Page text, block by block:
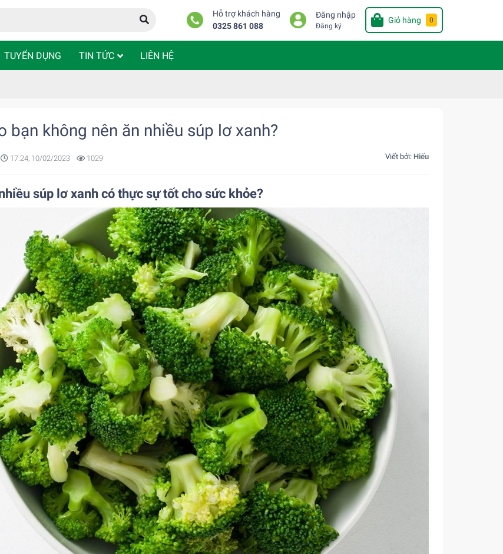
Hỗ trợ khách hàng
0325 861 088
Đăng nhập
Đăng ký
Giỏ hàng 0
TUYỂN DỤNG TIN TỨC LIÊN HỆ
bạn không nên ăn nhiều súp lơ xanh?
17:24, 10/02/2023 1029 Viết bởi: Hiếu
súp lơ xanh có thực sự tốt cho sức khỏe?